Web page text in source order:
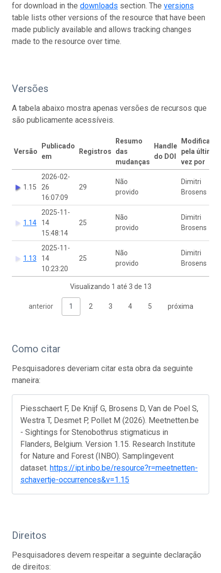
for download in the downloads section. The versions
table lists other versions of the resource that have been
made publicly available and allows tracking changes
made to the resource over time.
Versões
A tabela abaixo mostra apenas versões de recursos que
são publicamente acessíveis.
Versão
Publicado
em
Registros
Resumo
das
mudanças
Handle
do DOI
Modificado
pela última
vez por
1.15
2026-02-
26
16:07:09
29
Não
provido
Dimitri
Brosens
1.14
2025-11-
14
15:48:14
25
Não
provido
Dimitri
Brosens
1.13
2025-11-
14
10:23:20
25
Não
provido
Dimitri
Brosens
Visualizando 1 até 3 de 13
anterior 1 2 3 4 5 próxima
Como citar
Pesquisadores deveriam citar esta obra da seguinte
maneira:
Piesschaert F, De Knijf G, Brosens D, Van de Poel S,
Westra T, Desmet P, Pollet M (2026). Meetnetten.be
- Sightings for Stenobothrus stigmaticus in
Flanders, Belgium. Version 1.15. Research Institute
for Nature and Forest (INBO). Samplingevent
dataset. https://ipt.inbo.be/resource?r=meetnetten-
schavertje-occurrences&v=1.15
Direitos
Pesquisadores devem respeitar a seguinte declaração
de direitos: